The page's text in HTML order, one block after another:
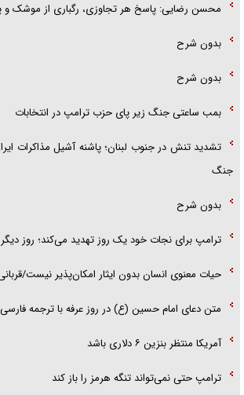
محسن رضایی: پاسخ هر تجاوزی، رگباری از موشک و
بدون شرح
بدون شرح
بمب ساعتی جنگ زیر پای حزب ترام‍پ در انتخابات
تشدید تنش در جنوب لبنان؛ پاشنه آشیل مذاکرات
جنگ
بدون شرح
ترامپ برای نجات خود یک روز تهدید می‌کند؛ روز
حیات معنوی انسان بدون ایثار امکان‌پذیر نیست/
متن دعای امام حسین (ع) در روز عرفه با ترجمه فارسی
آمریکا منتظر بنزین ۶ دلاری باشد
ترامپ حتی نمی‌تواند تنگه هرمز را باز کند